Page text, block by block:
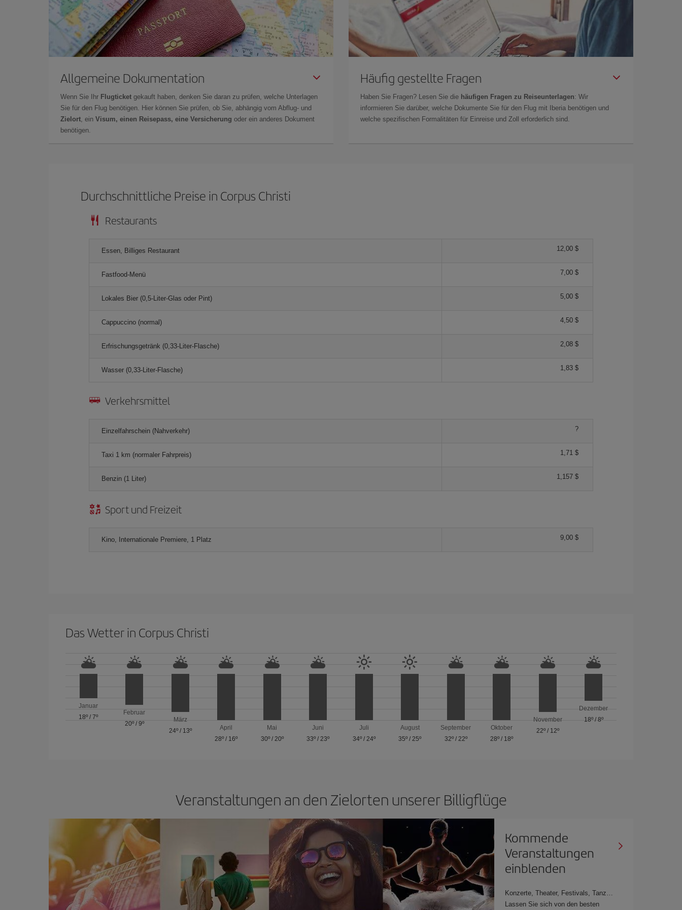
Allgemeine Dokumentation
Wenn Sie Ihr Flugticket gekauft haben, denken Sie daran zu prüfen, welche Unterlagen
Sie für den Flug benötigen. Hier können Sie prüfen, ob Sie, abhängig vom Abflug- und
Zielort , ein Visum, einen Reisepass, eine Versicherung oder ein anderes Dokument
benötigen.
Häufig gestellte Fragen
Haben Sie Fragen? Lesen Sie die häufigen Fragen zu Reiseunterlagen: Wir
informieren Sie darüber, welche Dokumente Sie für den Flug mit Iberia benötigen und
welche spezifischen Formalitäten für Einreise und Zoll erforderlich sind.
Durchschnittliche Preise in Corpus Christi
Restaurants
Essen, Billiges Restaurant 12,00 $
Fastfood-Menü 7,00 $
Lokales Bier (0,5-Liter-Glas oder Pint) 5,00 $
Cappuccino (normal) 4,50 $
Erfrischungsgetränk (0,33-Liter-Flasche) 2,08 $
Wasser (0,33-Liter-Flasche) 1,83 $
Verkehrsmittel
Einzelfahrschein (Nahverkehr) ?
Taxi 1 km (normaler Fahrpreis) 1,71 $
Benzin (1 Liter) 1,157 $
Sport und Freizeit
Kino, Internationale Premiere, 1 Platz 9,00 $
Das Wetter in Corpus Christi
Januar
18º /7º
Februar
20º/ 9º
März
24º/ 13º
April
28º / 16º
Mai
30º/ 20º
Juni
33º / 23º
Juli
34º/ 24º
August
35º / 25º
September
32º/ 22º
Oktober
28º / 18º
November
22º/ 12º
Dezember
18º/ 8º
Veranstaltungen an den Zielorten unserer Billigflüge
Kommende
Veranstaltungen
einblenden
Konzerte, Theater, Festivals, Tanz…
Lassen Sie sich von den besten